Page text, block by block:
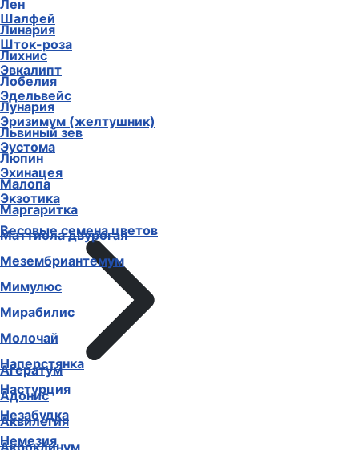
Шалфей
Шток-роза
Эвкалипт
Эдельвейс
Эризимум (желтушник)
Эустома
Эхинацея
Экзотика
Весовые семена цветов
Агератум
Адонис
Аквилегия
Акроклинум
Лен
Линария
Лихнис
Лобелия
Лунария
Львиный зев
Люпин
Малопа
Маргаритка
Маттиола двурогая
Мезембриантемум
Мимулюс
Мирабилис
Молочай
Наперстянка
Настурция
Незабудка
Немезия